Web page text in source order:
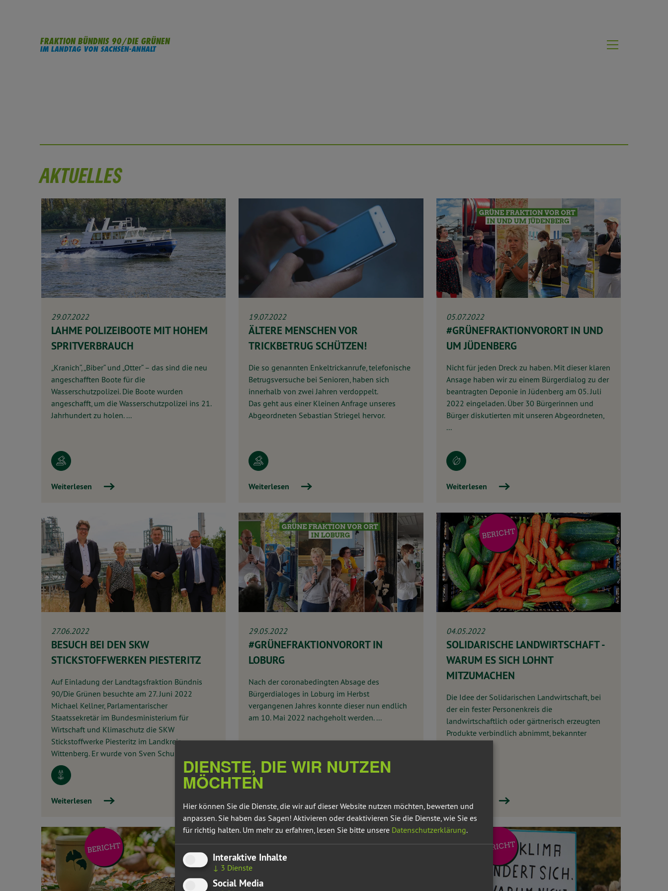
FRAKTION BÜNDNIS 90/DIE GRÜNEN
IM LANDTAG VON SACHSEN-ANHALT
AKTUELLES
29.07.2022
LAHME POLIZEIBOOTE MIT HOHEM
SPRITVERBRAUCH
„Kranich“, „Biber“ und „Otter“ – das sind die neu
angeschafften Boote für die
Wasserschutzpolizei. Die Boote wurden
angeschafft, um die Wasserschutzpolizei ins 21.
Jahrhundert zu holen. ...
Weiterlesen
19.07.2022
ÄLTERE MENSCHEN VOR
TRICKBETRUG SCHÜTZEN!
Die so genannten Enkeltrickanrufe, telefonische
Betrugsversuche bei Senioren, haben sich
innerhalb von zwei Jahren verdoppelt.
Das geht aus einer Kleinen Anfrage unseres
Abgeordneten Sebastian Striegel hervor.
Weiterlesen
05.07.2022
#GRÜNEFRAKTIONVORORT IN UND
UM JÜDENBERG
Nicht für jeden Dreck zu haben. Mit dieser klaren
Ansage haben wir zu einem Bürgerdialog zu der
beantragten Deponie in Jüdenberg am 05. Juli
2022 eingeladen. Über 30 Bürgerinnen und
Bürger diskutierten mit unseren Abgeordneten,
...
Weiterlesen
27.06.2022
BESUCH BEI DEN SKW
STICKSTOFFWERKEN PIESTERITZ
Auf Einladung der Landtagsfraktion Bündnis
90/Die Grünen besuchte am 27. Juni 2022
Michael Kellner, Parlamentarischer
Staatssekretär im Bundesministerium für
Wirtschaft und Klimaschutz die SKW
Stickstoffwerke Piesteritz im Landkreis
Wittenberg. Er wurde von Sven Schulze, ...
Weiterlesen
29.05.2022
#GRÜNEFRAKTIONVORORT IN
LOBURG
Nach der coronabedingten Absage des
Bürgerdialoges in Loburg im Herbst
vergangenen Jahres konnte dieser nun endlich
am 10. Mai 2022 nachgeholt werden. ...
04.05.2022
SOLIDARISCHE LANDWIRTSCHAFT -
WARUM ES SICH LOHNT
MITZUMACHEN
Die Idee der Solidarischen Landwirtschaft, bei
der ein fester Personenkreis die
landwirtschaftlich oder gärtnerisch erzeugten
Produkte verbindlich abnimmt, bekannter
DIENSTE, DIE WIR NUTZEN
MÖCHTEN
Hier können Sie die Dienste, die wir auf dieser Website nutzen möchten, bewerten und
anpassen. Sie haben das Sagen! Aktivieren oder deaktivieren Sie die Dienste, wie Sie es
für richtig halten. Um mehr zu erfahren, lesen Sie bitte unsere Datenschutzerklärung.
Interaktive Inhalte
↓ 3 Dienste
Social Media